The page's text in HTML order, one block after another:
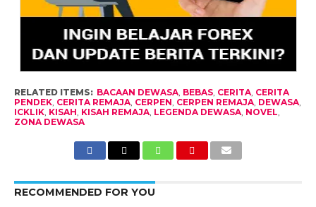
RELATED ITEMS: BACAAN DEWASA, BEBAS, CERITA, CERITA
PENDEK, CERITA REMAJA, CERPEN, CERPEN REMAJA, DEWASA,
ICKLIK, KISAH, KISAH REMAJA, LEGENDA DEWASA, NOVEL,
ZONA DEWASA
RECOMMENDED FOR YOU